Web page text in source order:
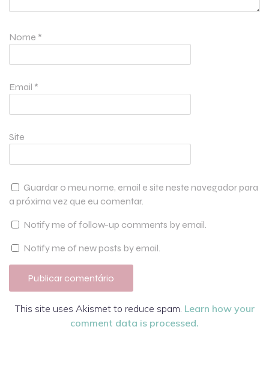
Nome *
Email *
Site
Guardar o meu nome, email e site neste navegador para
a próxima vez que eu comentar.
Notify me of follow-up comments by email.
Notify me of new posts by email.
This site uses Akismet to reduce spam. Learn how your
comment data is processed.